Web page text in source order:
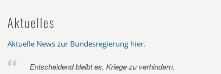
Aktuelles
Aktuelle News zur Bundesregierung hier.
Entscheidend bleibt es, Kriege zu verhindern.